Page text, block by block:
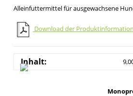
Alleinfuttermittel für ausgewachsene
Download der
Inhalt: